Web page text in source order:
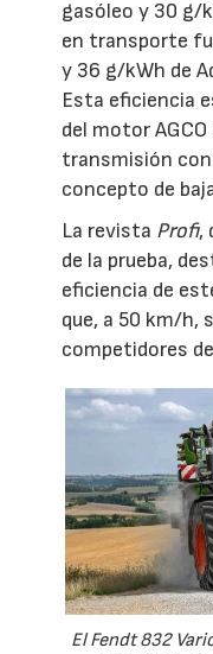
gasóleo y 30 g/
en transporte
y 36 g/kWh de
Esta eficiencia
del motor AGCO
transmisión
concepto de
La revista Profi,
de la prueba,
eficiencia de
que, a 50 km/h,
competidores
El Fendt 832